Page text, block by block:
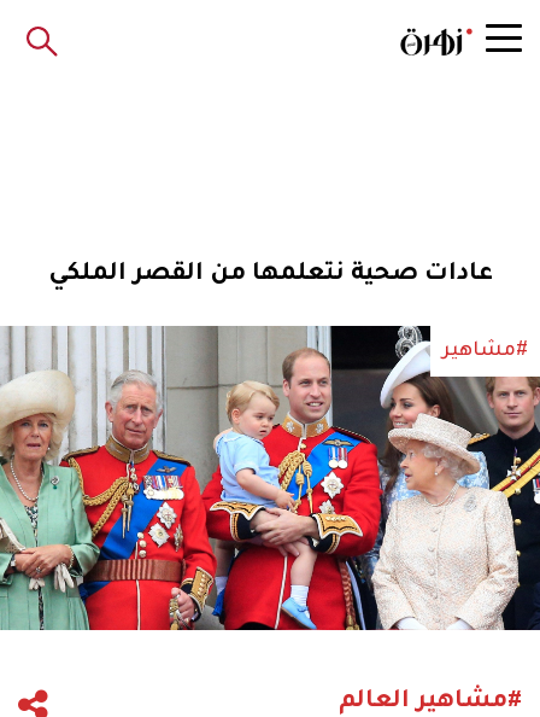
عادات صحية نتعلمها من القصر الملكي
#مشاهير
#مشاهير العالم